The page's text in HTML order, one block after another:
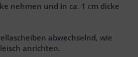
nehmen und in ca. 1 cm dicke
abwechselnd, wie
anrichten.